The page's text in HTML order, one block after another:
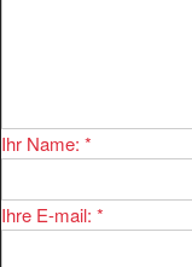
Ihr Name: *
Ihre E-mail: *